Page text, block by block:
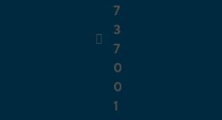
7
3
7
0
0
1